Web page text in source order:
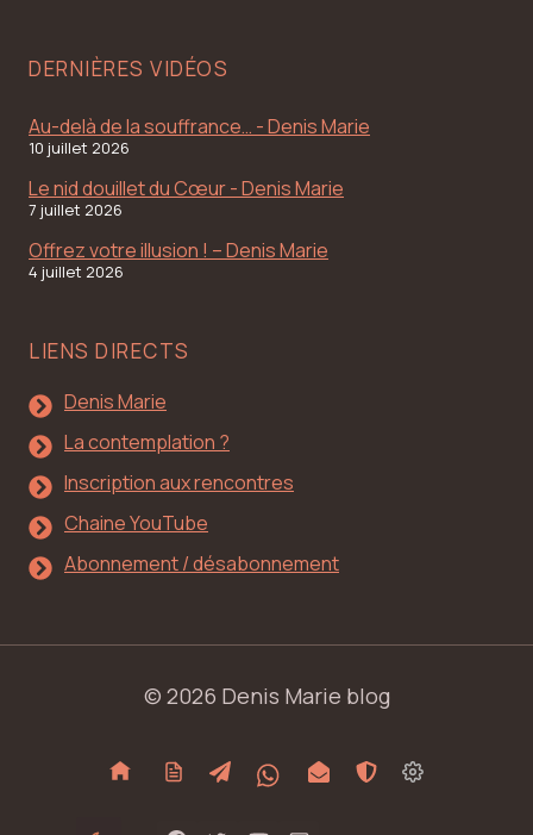
DERNIÈRES VIDÉOS
Au-delà de la souffrance… - Denis Marie
10 juillet 2026
Le nid douillet du Cœur - Denis Marie
7 juillet 2026
Offrez votre illusion ! – Denis Marie
4 juillet 2026
LIENS DIRECTS
Denis Marie
La contemplation ?
Inscription aux rencontres
Chaine YouTube
Abonnement / désabonnement
© 2026 Denis Marie blog